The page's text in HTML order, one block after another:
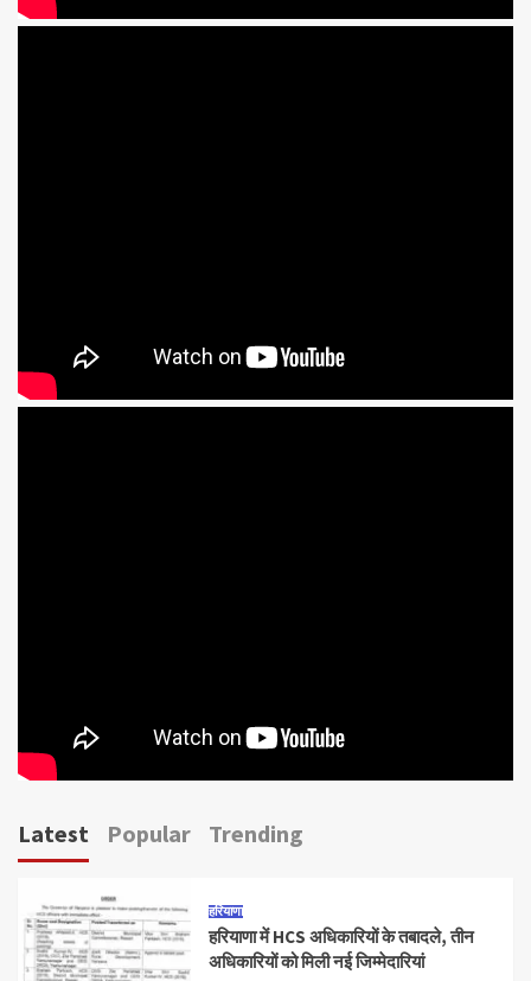
Latest Popular Trending
हरियाणा
हरियाणा में HCS अधिकारियों के तबादले, तीन
अधिकारियों को मिली नई जिम्मेदारियां